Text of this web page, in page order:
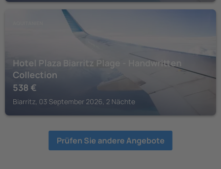
Hotel Plaza Biarritz Plage - Handwritten
Collection
538 €
Biarritz, 03 September 2026, 2 Nächte
Prüfen Sie andere Angebote